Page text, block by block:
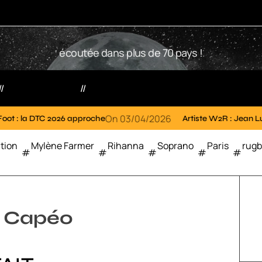
W
2
R
écoutée dans plus de 70 pays !
approcheOn03/04/2026 Artiste W2R : Jean Luc ALGEROn
Mylène Farmer Rihanna Soprano Paris